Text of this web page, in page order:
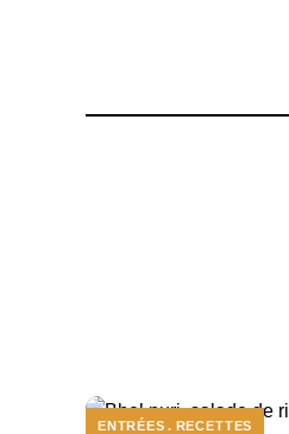
ENTRÉES RECETTES